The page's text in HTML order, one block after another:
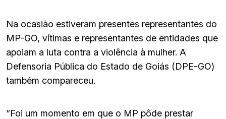
Na ocasião estiveram presentes representantes do
MP-GO, vítimas e representantes de entidades que
apoiam a luta contra a violência à mulher. A
Defensoria Pública do Estado de Goiás (DPE-GO)
também compareceu.
“Foi um momento em que o MP pôde prestar